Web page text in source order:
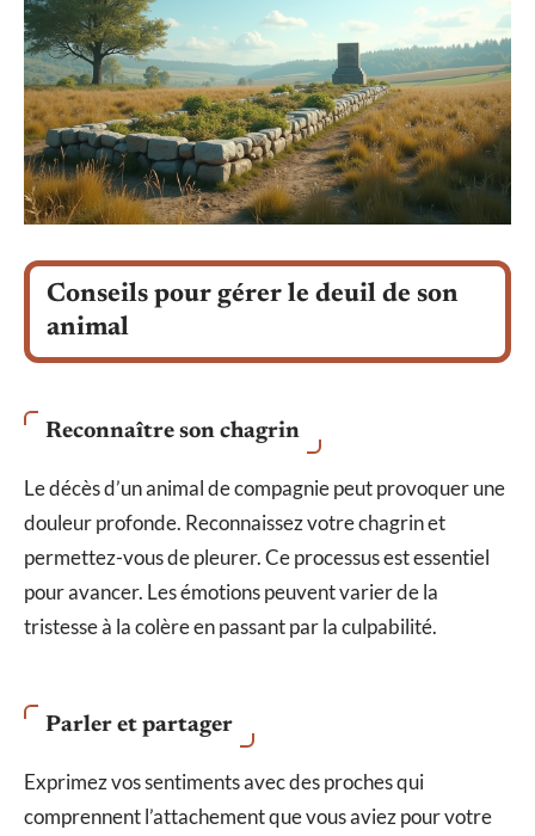
Conseils pour gérer le deuil de son
animal
Reconnaître son chagrin
Le décès d’un animal de compagnie peut provoquer une
douleur profonde. Reconnaissez votre chagrin et
permettez-vous de pleurer. Ce processus est essentiel
pour avancer. Les émotions peuvent varier de la
tristesse à la colère en passant par la culpabilité.
Parler et partager
Exprimez vos sentiments avec des proches qui
comprennent l’attachement que vous aviez pour votre